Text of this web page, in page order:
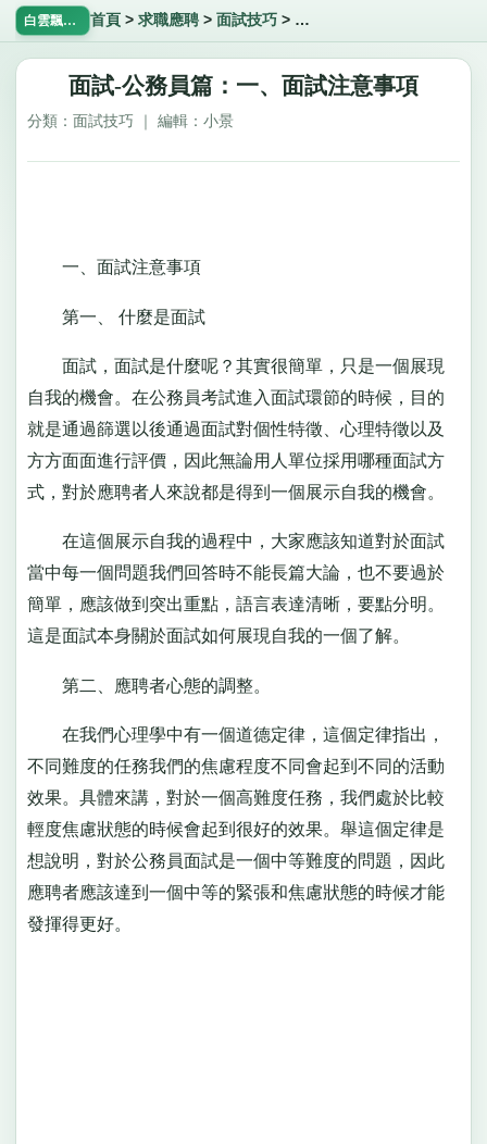
白雲飄飄網 首頁 > 求職應聘> 面試技巧 > 面試-公務員篇：一、面試注
面試-公務員篇：一、面試注意事項
分類：面試技巧 ｜ 編輯：小景
一、面試注意事項
第一、 什麼是面試
面試，面試是什麼呢？其實很簡單，只是一個展現
自我的機會。在公務員考試進入面試環節的時候，目的
就是通過篩選以後通過面試對個性特徵、心理特徵以及
方方面面進行評價，因此無論用人單位採用哪種面試方
式，對於應聘者人來說都是得到一個展示自我的機會。
在這個展示自我的過程中，大家應該知道對於面試
當中每一個問題我們回答時不能長篇大論，也不要過於
簡單，應該做到突出重點，語言表達清晰，要點分明。
這是面試本身關於面試如何展現自我的一個了解。
第二、應聘者心態的調整。
在我們心理學中有一個道德定律，這個定律指出，
不同難度的任務我們的焦慮程度不同會起到不同的活動
效果。具體來講，對於一個高難度任務，我們處於比較
輕度焦慮狀態的時候會起到很好的效果。舉這個定律是
想說明，對於公務員面試是一個中等難度的問題，因此
應聘者應該達到一個中等的緊張和焦慮狀態的時候才能
發揮得更好。